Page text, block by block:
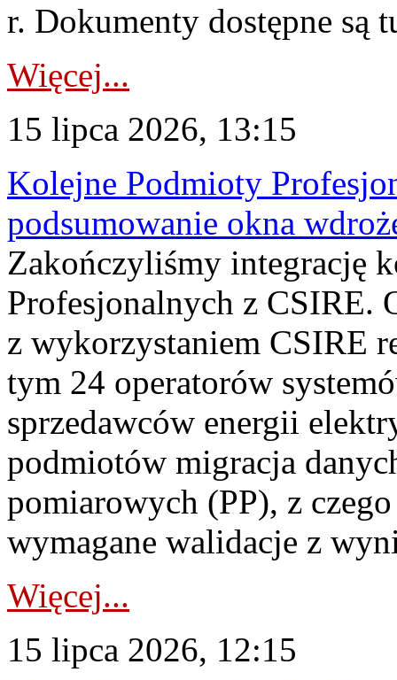
r. Dokumenty dostępne są
Więcej...
15 lipca 2026, 13:15
Kolejne Podmioty
podsumowanie okna
Zakończyliśmy integrację
Profesjonalnych z CSIRE.
z wykorzystaniem CSIRE
tym 24 operatorów
sprzedawców energii
podmiotów migracja
pomiarowych (PP), z
wymagane walidacje z
Więcej...
15 lipca 2026, 12:15